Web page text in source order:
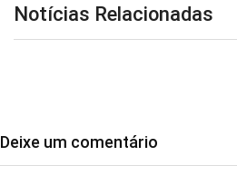
Notícias Relacionadas
Deixe um comentário